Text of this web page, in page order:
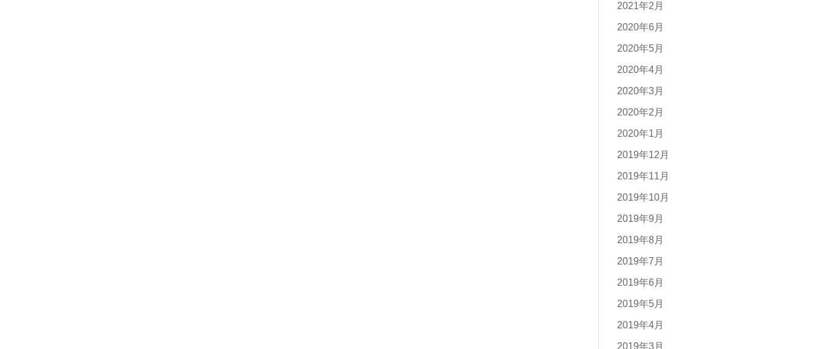
2021年2月
2020年6月
2020年5月
2020年4月
2020年3月
2020年2月
2020年1月
2019年12月
2019年11月
2019年10月
2019年9月
2019年8月
2019年7月
2019年6月
2019年5月
2019年4月
2019年3月